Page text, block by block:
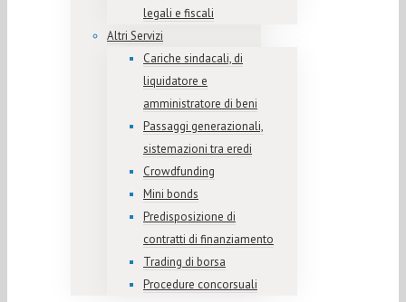
legali e fiscali
Altri Servizi
Cariche sindacali, di
liquidatore e
amministratore di beni
Passaggi generazionali,
sistemazioni tra eredi
Crowdfunding
Mini bonds
Predisposizione di
contratti di finanziamento
Trading di borsa
Procedure concorsuali